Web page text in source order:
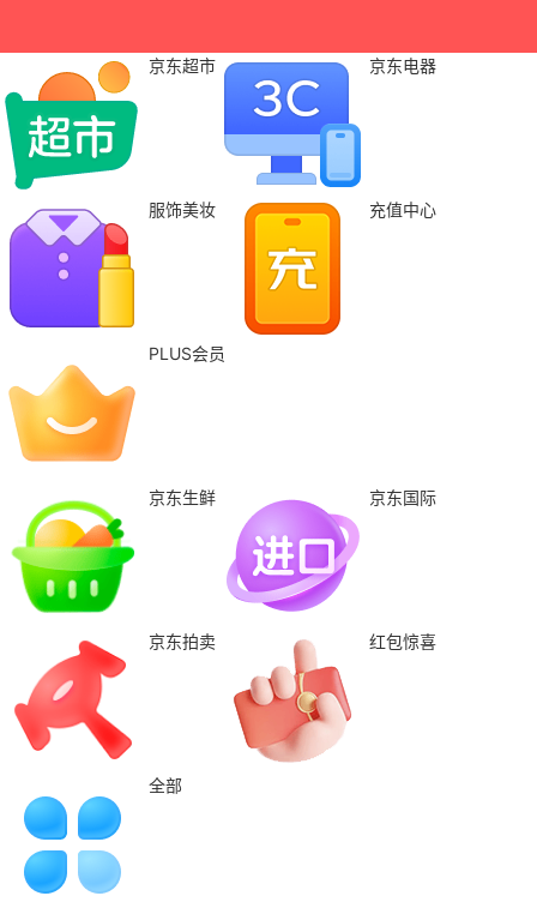
京东超市 京东电器
服饰美妆 充值中心
PLUS会员
京东生鲜 京东国际
京东拍卖 红包惊喜
全部